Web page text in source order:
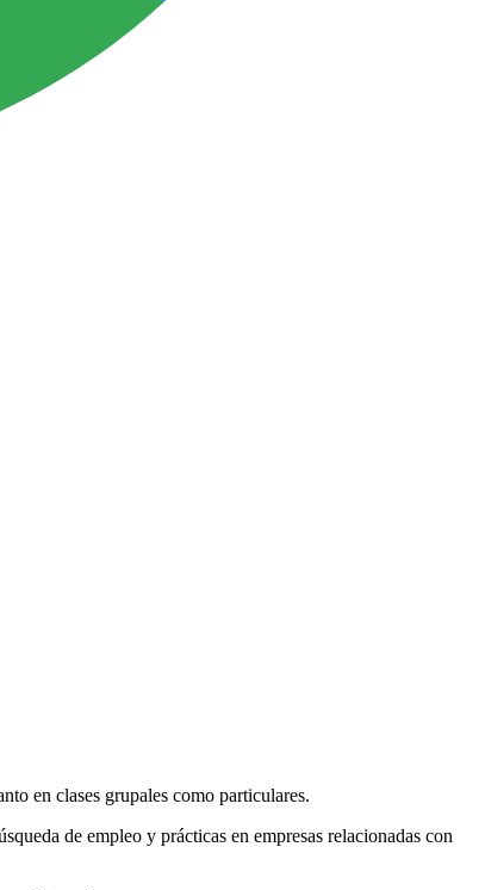
en clases grupales como particulares.
de empleo y prácticas en empresas relacionadas con